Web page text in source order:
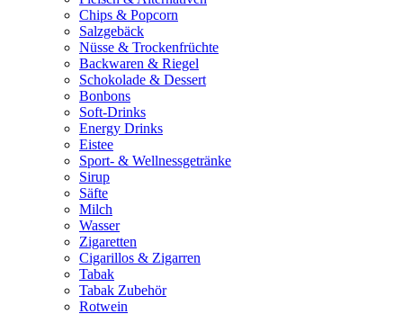
Chips & Popcorn
Salzgebäck
Nüsse & Trockenfrüchte
Backwaren & Riegel
Schokolade & Dessert
Bonbons
Soft-Drinks
Energy Drinks
Eistee
Sport- & Wellnessgetränke
Sirup
Säfte
Milch
Wasser
Zigaretten
Cigarillos & Zigarren
Tabak
Tabak Zubehör
Rotwein